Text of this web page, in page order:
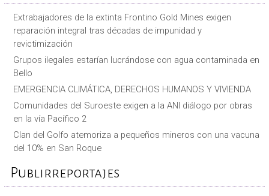
Extrabajadores de la extinta Frontino Gold Mines exigen
reparación integral tras décadas de impunidad y
revictimización
Grupos ilegales estarían lucrándose con agua contaminada en
Bello
EMERGENCIA CLIMÁTICA, DERECHOS HUMANOS Y VIVIENDA
Comunidades del Suroeste exigen a la ANI diálogo por obras
en la vía Pacífico 2
Clan del Golfo atemoriza a pequeños mineros con una vacuna
del 10% en San Roque
Publirreportajes